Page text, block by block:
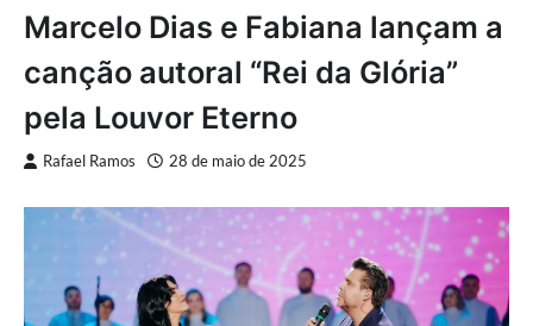
Marcelo Dias e Fabiana lançam a
canção autoral “Rei da Glória”
pela Louvor Eterno
Rafael Ramos 28 de maio de 2025